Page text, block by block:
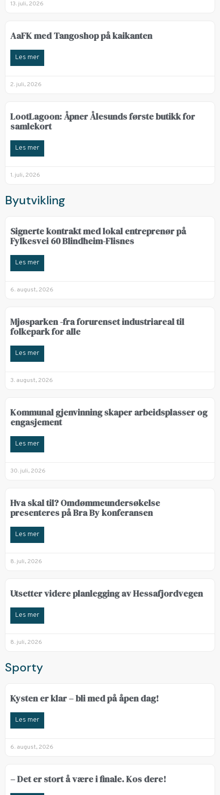
13. juli, 2026
AaFK med Tangoshop på kaikanten
Les mer
2. juli, 2026
LootLagoon: Åpner Ålesunds første butikk for
samlekort
Les mer
1. juli, 2026
Byutvikling
Signerte kontrakt med lokal entreprenør på
Fylkesvei 60 Blindheim-Flisnes
Les mer
6. august, 2026
Mjøsparken -fra forurenset industriareal til
folkepark for alle
Les mer
3. august, 2026
Kommunal gjenvinning skaper arbeidsplasser og
engasjement
Les mer
30. juli, 2026
Hva skal til? Omdømmeundersøkelse
presenteres på Bra By konferansen
Les mer
8. juli, 2026
Utsetter videre planlegging av Hessafjordvegen
Les mer
8. juli, 2026
Sporty
Kysten er klar – bli med på åpen dag!
Les mer
6. august, 2026
– Det er stort å være i finale. Kos dere!